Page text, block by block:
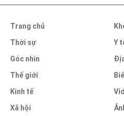
Trang chủ
Thời sự
Góc nhìn
Thế giới
Kinh tế
Xã hội
Y